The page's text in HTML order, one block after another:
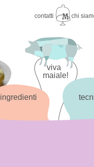
contatti chi
ingredienti
viva
maiale!